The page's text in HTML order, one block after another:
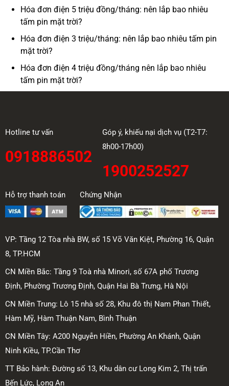
Hóa đơn điện 5 triệu đồng/tháng: nên lắp bao nhiêu
tấm pin mặt trời?
Hóa đơn điện 3 triệu/tháng: nên lắp bao nhiêu tấm pin
mặt trời?
Hóa đơn điện 4 triệu đồng/tháng nên lắp bao nhiêu
tấm pin mặt trời?
Hotline tư vấn
0918886502
Góp ý, khiếu nại dịch vụ (T2-T7:
8h00-17h00)
1900252527
Hỗ trợ thanh toán Chứng Nhận
VP: Tầng 12 Tòa nhà BW, số 15 Võ Văn Kiệt, Phường 16, Quận
8, TP.HCM
CN Miền Bắc: Tầng 9 Toà nhà Minori, số 67A phố Trương
Định, Phường Trương Định, Quận Hai Bà Trưng, Hà Nội
CN Miền Trung: Lô 15 nhà số 28, Khu đô thị Nam Phan Thiết,
Hàm Mỹ, Hàm Thuận Nam, Bình Thuận
CN Miền Tây: A200 Nguyễn Hiền, Phường An Khánh, Quận
Ninh Kiều, TP.Cần Thơ
TT Bảo hành: Đường số 13, Khu dân cư Long Kim 2, Thị trấn
Bến Lức, Long An